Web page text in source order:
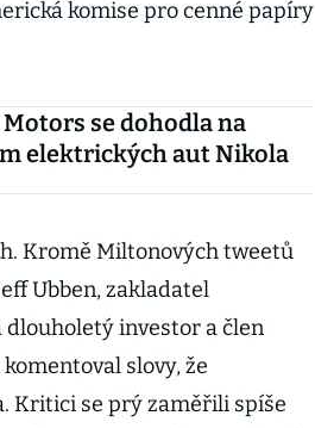
komise pro cenné papíry
se dohodla na
elektrických aut Nikola
Kromě Miltonových tweetů
Ubben, zakladatel
dlouholetý investor a člen
slovy, že
Kritici se prý zaměřili spíše